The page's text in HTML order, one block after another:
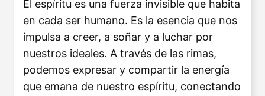
El espíritu es una fuerza invisible que habita
en cada ser humano. Es la esencia que nos
impulsa a creer, a soñar y a luchar por
nuestros ideales. A través de las rimas,
podemos expresar y compartir la energía
que emana de nuestro espíritu, conectando